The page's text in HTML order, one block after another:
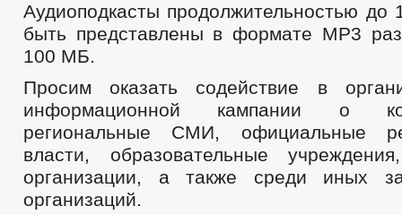
Аудиоподкасты продолжительностью
быть представлены в формате MP3
100 МБ.
Просим оказать содействие в
информационной кампании о
региональные СМИ, официальные
власти, образовательные
организации, а также среди иных
организаций.